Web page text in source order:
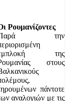
Ρουμανίζοντες
την
της
στους
πάντοτε
αναλογιών με τις